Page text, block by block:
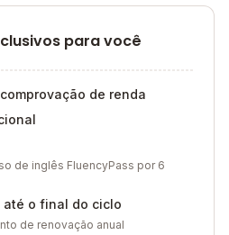
para você
de renda
de inglês FluencyPass por 6
até o final do ciclo
de renovação anual